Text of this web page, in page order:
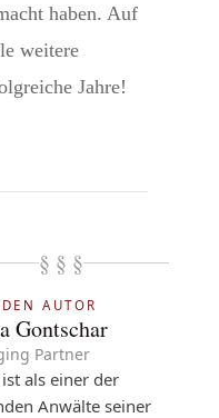
haben. Auf
weitere
Jahre!
§ § §
AUTOR
Gontschar
Partner
als einer der
Anwälte seiner